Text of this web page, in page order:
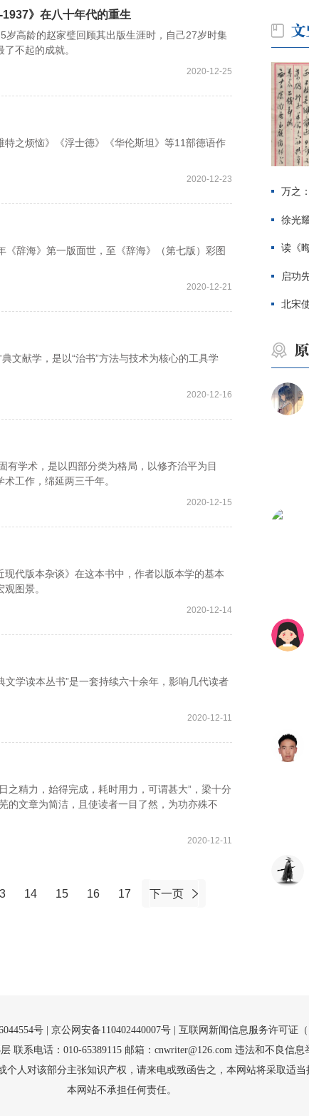
》在八十年代的重生
高龄的赵家璧回顾其出版生涯时，自己27岁时集
不起的成就。
2020-12-25
之烦恼》《浮士德》《华伦斯坦》等11部德语作
2020-12-23
海》第一版面世，至《辞海》（第七版）彩图
2020-12-21
献学，是以“治书”方法与技术为核心的工具学
2020-12-16
学术，是以四部分类为格局，以修齐治平为目
工作，绵延两三千年。
2020-12-15
代版本杂谈》在这本书中，作者以版本学的基本
图景。
2020-12-14
学读本丛书”是一套持续六十余年，影响几代读者
2020-12-11
精力，始得完成，耗时用力，可谓甚大”，梁十分
的文章为简洁，且使读者一目了然，为功亦殊不
2020-12-11
14 15 16 17 下一页
万之
徐光
读《
启功
北宋
号 | 京公网安备110402440007号 | 互联网新闻信息服务许可证（
联系电话：010-65389115 邮箱：cnwriter@126.com 违法和不良信息
人对该部分主张知识产权，请来电或致函告之，本网站将采取适
本网站不承担任何责任。